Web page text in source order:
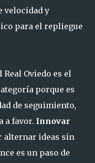
velocidad y
para el repliegue
Oviedo es el
porque es
de seguimiento,
a favor. Innovar
alternar ideas sin
es un paso de